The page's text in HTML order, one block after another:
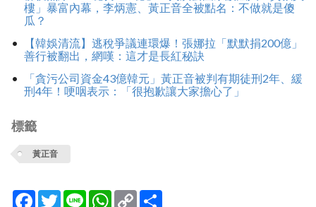
樓」暴富內幕，李炳憲、黃正音全被點名：不做就是傻
瓜？
【韓娛清流】逃稅爭議連環爆！張娜拉「默默捐200億」
善行被翻出，網嘆：這才是長紅秘訣
「貪污公司資金43億韓元」黃正音被判有期徒刑2年、緩
刑4年！哽咽表示：「很抱歉讓大家擔心了」
標籤
黃正音
Facebook
TwitterLine WhatsApp
Copy